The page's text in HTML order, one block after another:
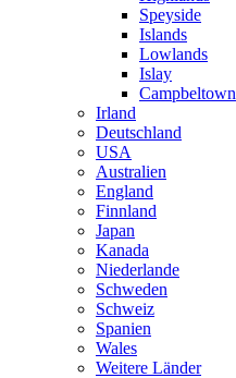
Speyside
Islands
Lowlands
Islay
Campbeltown
Irland
Deutschland
USA
Australien
England
Finnland
Japan
Kanada
Niederlande
Schweden
Schweiz
Spanien
Wales
Weitere Länder